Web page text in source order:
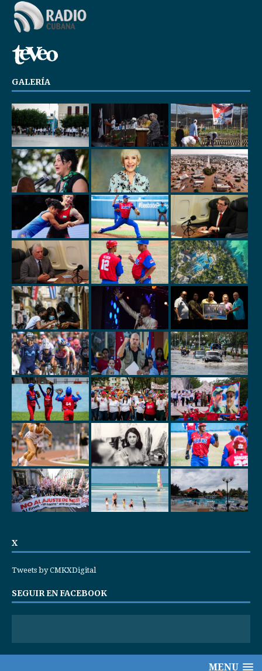
GALERÍA
X
Tweets by CMKXDigital
SEGUIR EN FACEBOOK
MENU